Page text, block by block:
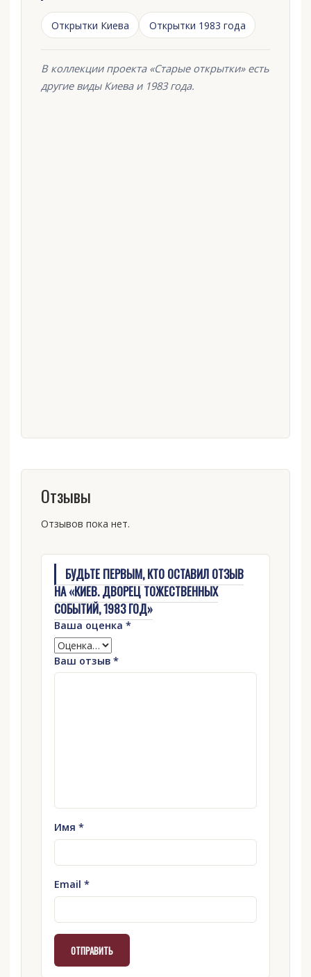
Открытки Киева Открытки 1983 года
В коллекции проекта «Старые открытки» есть
другие виды Киева и 1983 года.
Отзывы
Отзывов пока нет.
БУДЬТЕ ПЕРВЫМ, КТО ОСТАВИЛ ОТЗЫВ
НА «КИЕВ. ДВОРЕЦ ТОЖЕСТВЕННЫХ
СОБЫТИЙ, 1983 ГОД»
Ваша оценка *
Ваш отзыв *
Имя *
Email *